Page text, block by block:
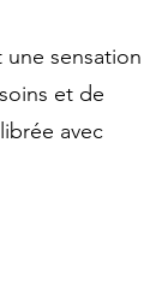
une sensation
et de
avec